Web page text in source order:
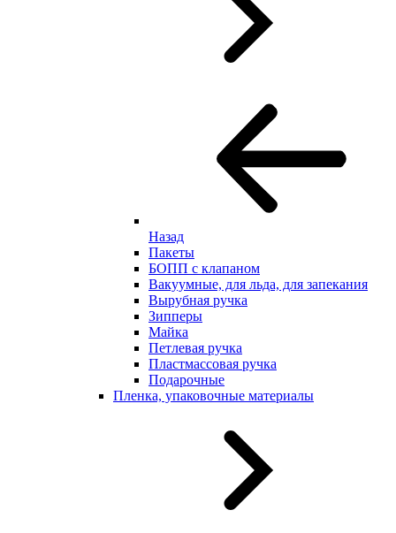
Назад
Пакеты
БОПП с клапаном
Вакуумные, для льда, для запекания
Вырубная ручка
Зипперы
Майка
Петлевая ручка
Пластмассовая ручка
Подарочные
Пленка, упаковочные материалы